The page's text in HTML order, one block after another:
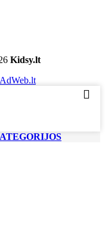
Kidsy.lt
AdWeb.lt